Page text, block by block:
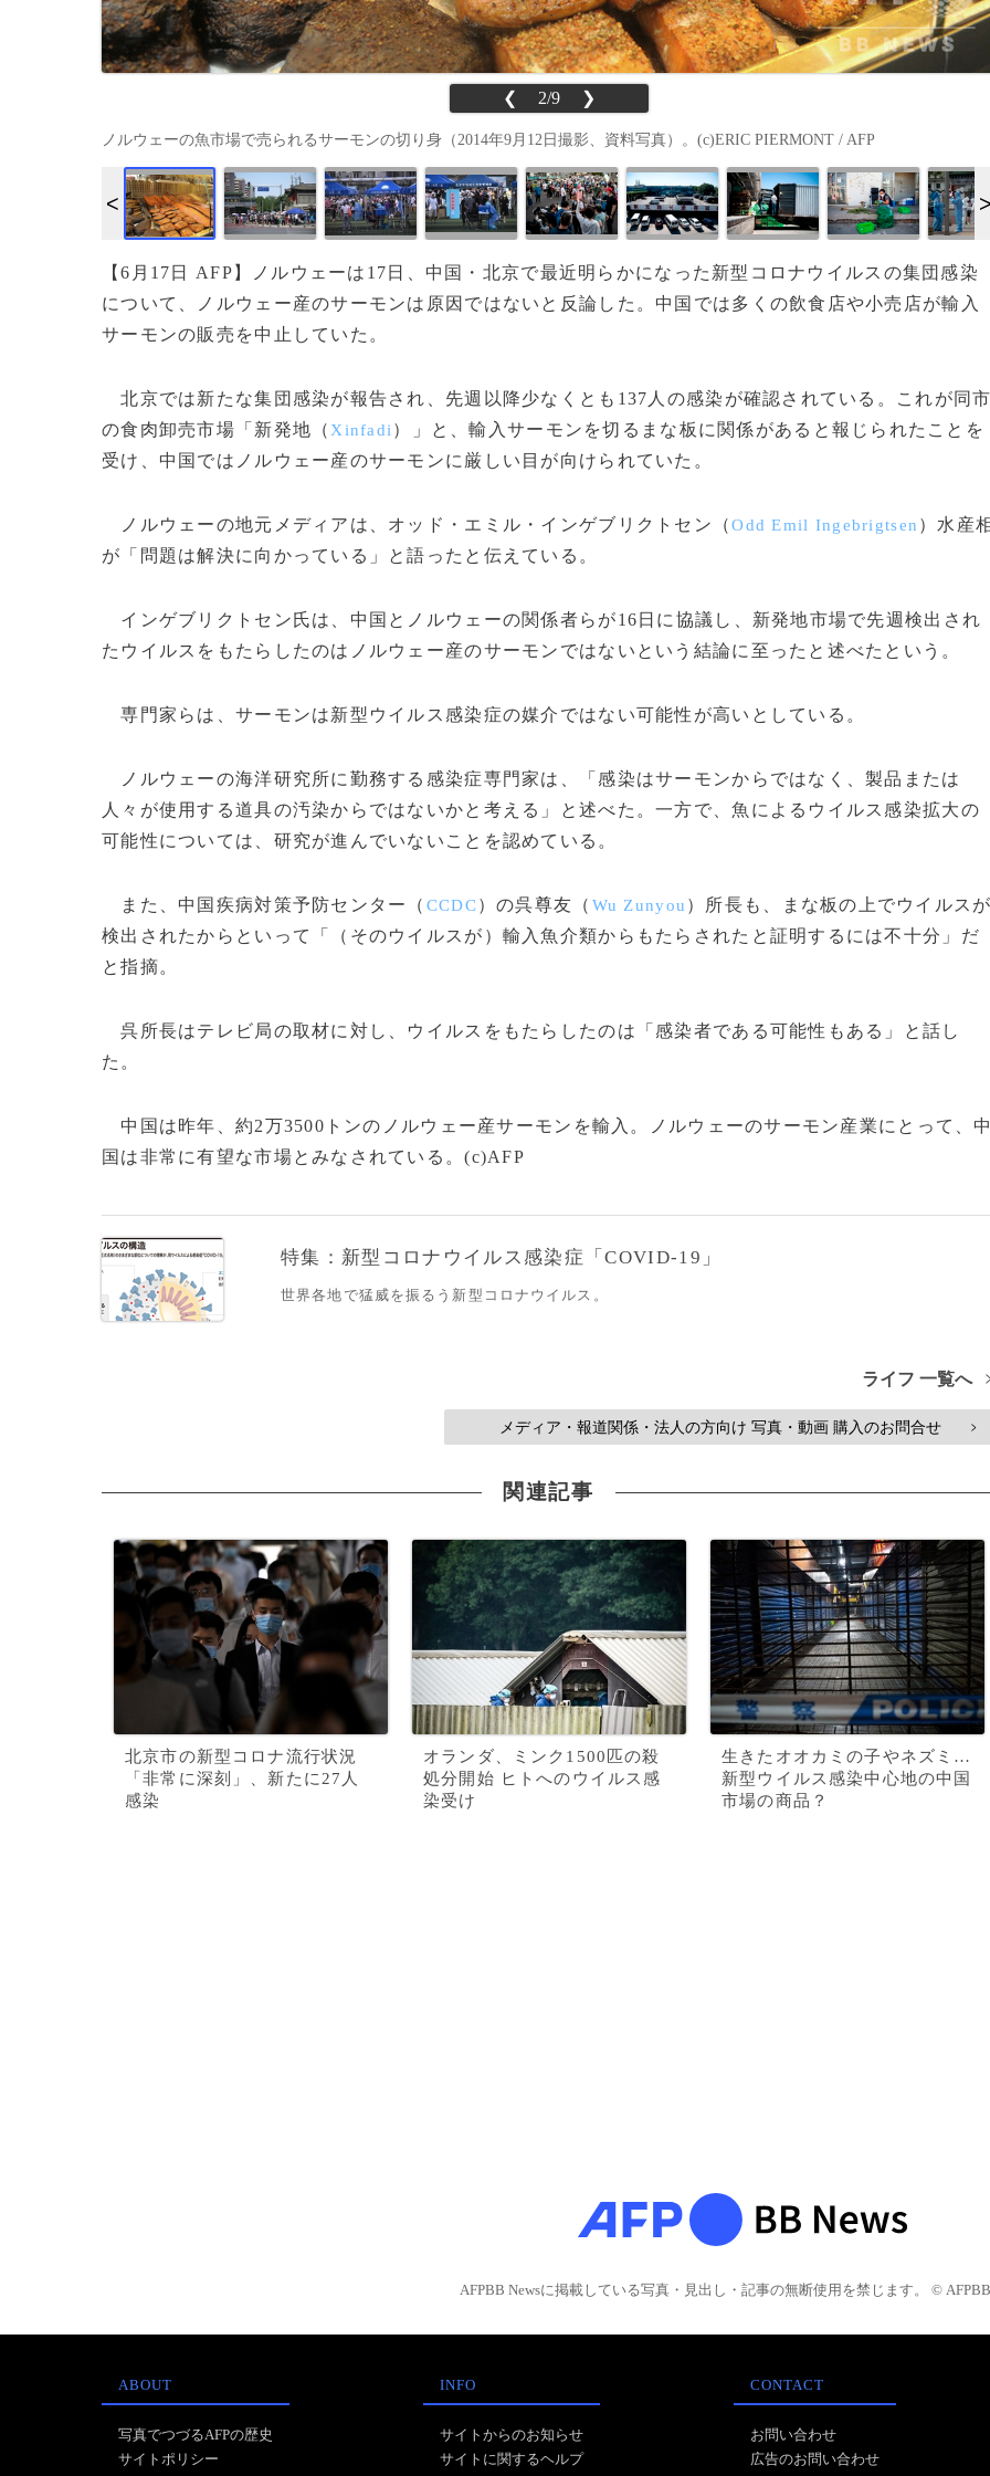
❮ 2/9 ❯
ノルウェーの魚市場で売られるサーモンの切り身（2014年9月12日撮影、資料写真）。(c)ERIC PIERMONT / AFP
【6月17日 AFP】ノルウェーは17日、中国・北京で最近明らかになった新型コロナウイルスの集団感染
について、ノルウェー産のサーモンは原因ではないと反論した。中国では多くの飲食店や小売店が輸入
サーモンの販売を中止していた。
北京では新たな集団感染が報告され、先週以降少なくとも137人の感染が確認されている。これが同
の食肉卸売市場「新発地（ Xinfadi ）」と、輸入サーモンを切るまな板に関係があると報じられたことを
受け、中国ではノルウェー産のサーモンに厳しい目が向けられていた。
ノルウェーの地元メディアは、オッド・エミル・インゲブリクトセン（Odd Emil Ingebrigtsen ）水産
が「問題は解決に向かっている」と語ったと伝えている。
インゲブリクトセン氏は、中国とノルウェーの関係者らが16日に協議し、新発地市場で先週検出され
たウイルスをもたらしたのはノルウェー産のサーモンではないという結論に至ったと述べたという。
専門家らは、サーモンは新型ウイルス感染症の媒介ではない可能性が高いとしている。
ノルウェーの海洋研究所に勤務する感染症専門家は、「感染はサーモンからではなく、製品または
人々が使用する道具の汚染からではないかと考える」と述べた。一方で、魚によるウイルス感染拡大の
可能性については、研究が進んでいないことを認めている。
また、中国疾病対策予防センター（ CCDC）の呉尊友（ Wu Zunyou ）所長も、まな板の上でウイルス
検出されたからといって「（そのウイルスが）輸入魚介類からもたらされたと証明するには不十分」だ
と指摘。
呉所長はテレビ局の取材に対し、ウイルスをもたらしたのは「感染者である可能性もある」と話し
た。
中国は昨年、約2万3500トンのノルウェー産サーモンを輸入。ノルウェーのサーモン産業にとって、
国は非常に有望な市場とみなされている。(c)AFP
特集：新型コロナウイルス感染症「COVID-19」
世界各地で猛威を振るう新型コロナウイルス。
ライフ 一覧へ
メディア・報道関係・法人の方向け 写真・動画 購入のお問合せ >
関連記事
北京市の新型コロナ流行状況
「非常に深刻」、新たに27人
感染
オランダ、ミンク1500匹の殺
処分開始 ヒトへのウイルス感
染受け
生きたオオカミの子やネズミ…
新型ウイルス感染中心地の中国
市場の商品？
AFPBB Newsに掲載している写真・見出し・記事の無断使用を禁じます。 © AFPBB
ABOUT
写真でつづるAFPの歴史
サイトポリシー
INFO
サイトからのお知らせ
サイトに関するヘルプ
CONTACT
お問い合わせ
広告のお問い合わせ